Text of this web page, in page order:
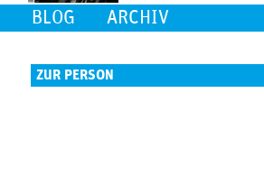
BLOG ARCHIV
ZUR PERSON